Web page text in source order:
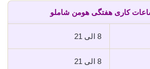
کاری هفتگی هومن شاملو
8 الی 21
8 الی 21